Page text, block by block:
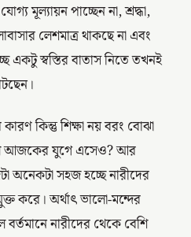
মূল্যায়ন পাচ্ছেন না, শ্রদ্ধা,
লেশমাত্র থাকছে না এবং
একটু স্বস্তির বাতাস নিতে তখনই
কিন্তু শিক্ষা নয় বরং বোঝা
আজকের যুগে এসেও? আর
অনেকটা সহজ হচ্ছে নারীদের
করে। অর্থাৎ ভালো-মন্দের
নারীদের থেকে বেশি